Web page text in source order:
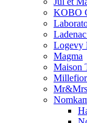
KOBO
Logevy
Magma
Maison